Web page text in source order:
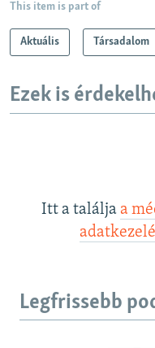
This item is part of
Aktuális Társadalom
Ezek is
Itt a találja a
Legfrissebb